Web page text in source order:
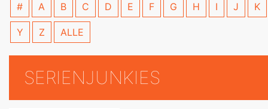
# A B C D E F G H I J K
Y Z ALLE
SERIENJUNKIES